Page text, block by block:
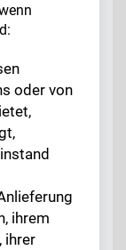
oder von
ihrem
ihrer